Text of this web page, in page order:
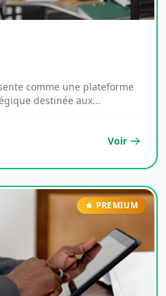
comme une plateforme
destinée aux
Voir
PREMIUM